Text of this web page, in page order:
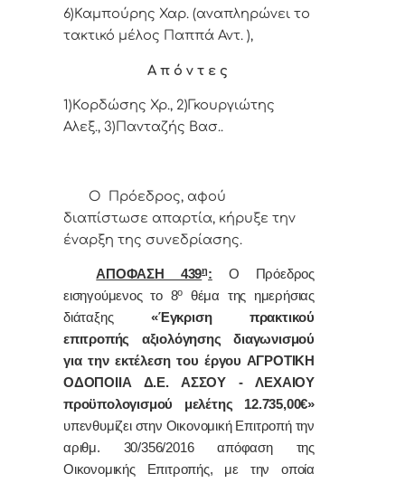
6)Καμπούρης Χαρ. (αναπληρώνει το
τακτικό μέλος Παππά Αντ. ),
Α π ό ν τ ε ς
1)Κορδώσης Χρ., 2)Γκουργιώτης
Αλεξ., 3)Πανταζής Βασ..
Ο Πρόεδρος, αφού
διαπίστωσε απαρτία, κήρυξε την
έναρξη της συνεδρίασης.
ΑΠΟΦΑΣΗ 439η:
Ο Πρόεδρος
εισηγούμενος το 8ο
θέμα της ημερήσιας
διάταξης «Έγκριση πρακτικού
επιτροπής αξιολόγησης διαγωνισμού
για την εκτέλεση του έργου ΑΓΡΟΤΙΚΗ
ΟΔΟΠΟΙΙΑ Δ.Ε. ΑΣΣΟΥ - ΛΕΧΑΙΟΥ
προϋπολογισμού μελέτης 12.735,00€»
υπενθυμίζει στην Οικονομική Επιτροπή την
αριθμ. 30/356/2016 απόφαση της
Οικονομικής Επιτροπής, με την οποία